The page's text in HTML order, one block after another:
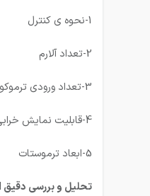
1-نحوه ی کنترل
2-تعداد آلارم
3-تعداد ورودی ترموکوپل با RTD
4-قابلیت نمایش خرابی
5-ابعاد ترموستات
تحلیل و بررسی دقیق TK4L-14RN